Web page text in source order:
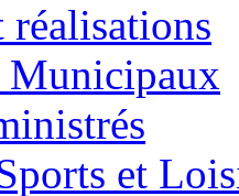
réalisations
et